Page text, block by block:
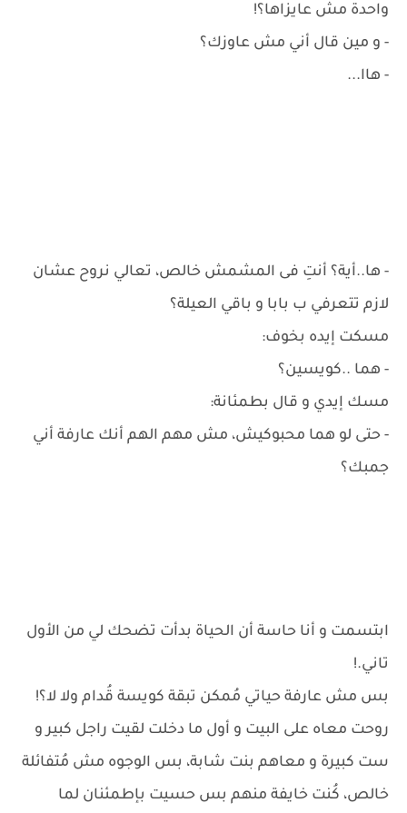
واحدة مش عايزاها؟!
- و مين قال أني مش عاوزك؟
- هاا...
- ها..أية؟ أنتِ فى المشمش خالص، تعالي نروح عشان
لازم تتعرفي ب بابا و باقي العيلة؟
مسكت إيده بخوف:
- هما ..كويسين؟
مسك إيدي و قال بطمئانة:
- حتى لو هما محبوكيش، مش مهم الهم أنك عارفة أني
جمبك؟
ابتسمت و أنا حاسة أن الحياة بدأت تضحك لي من الأول
تاني.!
بس مش عارفة حياتي مُمكن تبقة كويسة قُدام ولا لا؟!
روحت معاه على البيت و أول ما دخلت لقيت راجل كبير و
ست كبيرة و معاهم بنت شابة، بس الوجوه مش مُتفائلة
خالص، كُنت خايفة منهم بس حسيت بإطمئنان لما